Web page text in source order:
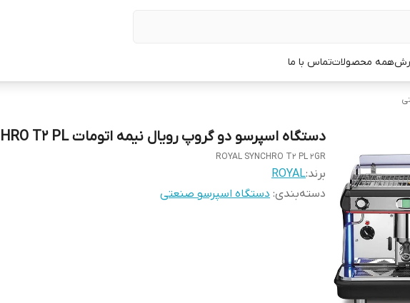
همه محصولاتتماس با ما
دستگاه اسپرسو دو گروپ رویال نیمه اتومات SYNCHRO T2 PL
ROYAL SYNCHRO T2 PL 2GR
برند:ROYAL
دسته‌بندی: دستگاه اسپرسو صنعتی